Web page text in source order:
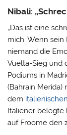
Nibali:
„Das ist eine
mich. Wenn sein
niemand die
Vuelta-Sieg und
Podiums in
(Bahrain
dem
Italiener belegte
auf Froome den